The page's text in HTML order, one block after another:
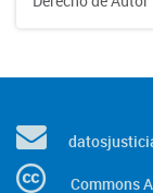
Commons